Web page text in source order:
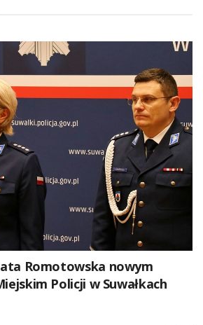
Romotowska nowym
Policji w Suwałkach